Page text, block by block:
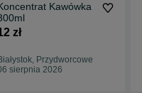
Kawówka
zł
Przydworcowe
sierpnia 2026